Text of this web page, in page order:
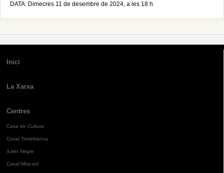
DATA: Dimecres 11 de desembre de 2024, a les 18 h
Inici
La Xarxa
Centres
Casa de Cultura
Casal Torreblanca
Xalet Negre
Casal Mira-sol